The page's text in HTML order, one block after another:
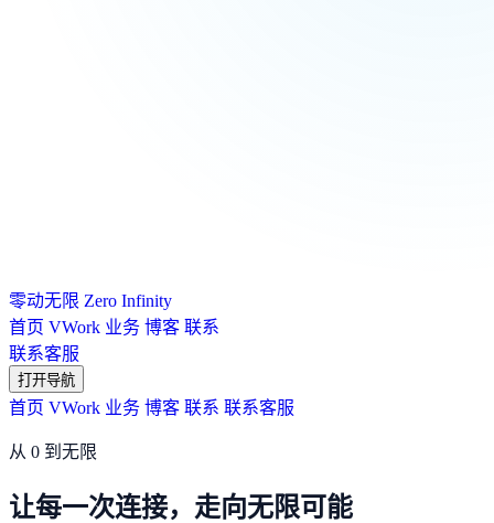
零动无限 Zero Infinity
首页 VWork 业务 博客 联系
联系客服
打开导航
首页 VWork 业务 博客 联系 联系客服
从 0 到无限
让每一次连接，走向无限可能